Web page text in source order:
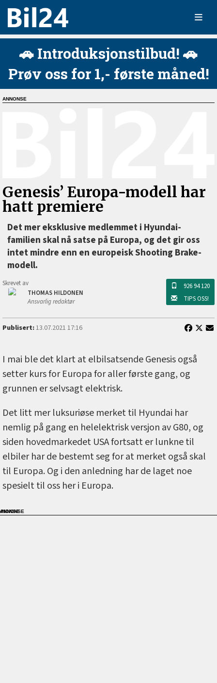
🚗 Introduksjonstilbud! 🚗
Prøv oss for 1,- første måned!
Genesis’ Europa-modell har
hatt premiere
Det mer eksklusive medlemmet i Hyundai-
familien skal nå satse på Europa, og det gir oss
intet mindre enn en europeisk Shooting Brake-
modell.
Skrevet av
THOMAS HILDONEN
Ansvarlig redaktør
926 94 120
TIPS OSS!
Publisert:13.07.2021 17:16
I mai ble det klart at elbilsatsende Genesis også
setter kurs for Europa for aller første gang, og
grunnen er selvsagt elektrisk.
Det litt mer luksuriøse merket til Hyundai har
nemlig på gang en helelektrisk versjon av G80, og
siden hovedmarkedet USA fortsatt er lunkne til
elbiler har de bestemt seg for at merket også skal
til Europa. Og i den anledning har de laget noe
spesielt til oss her i Europa.